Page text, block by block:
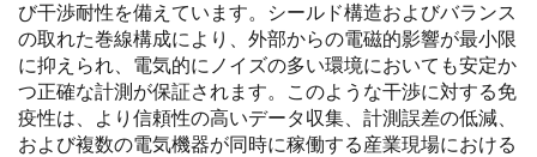
び干渉耐性を備えています。シールド構造およびバランス
の取れた巻線構成により、外部からの電磁的影響が最小限
に抑えられ、電気的にノイズの多い環境においても安定か
つ正確な計測が保証されます。このような干渉に対する免
疫性は、より信頼性の高いデータ収集、計測誤差の低減、
および複数の電気機器が同時に稼働する産業現場における